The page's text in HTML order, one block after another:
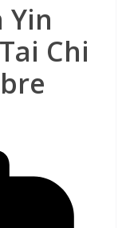
Yin
Chi